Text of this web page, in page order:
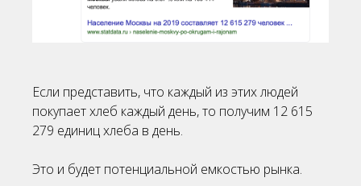
Если представить, что каждый из этих людей
покупает хлеб каждый день, то получим 12 615
279 единиц хлеба в день.
Это и будет потенциальной емкостью рынка.